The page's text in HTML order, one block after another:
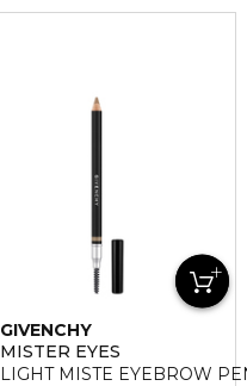
GIVENCHY
MISTER EYES
LIGHT MISTE EYEBROW